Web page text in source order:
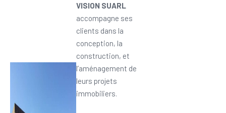
VISION SUARL
accompagne ses
clients dans la
conception, la
construction, et
l’aménagement de
leurs projets
immobiliers.